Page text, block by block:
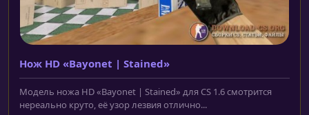
Нож HD «Bayonet | Stained»
Модель ножа HD «Bayonet | Stained» для CS 1.6 смотрится
нереально круто, её узор лезвия отлично...